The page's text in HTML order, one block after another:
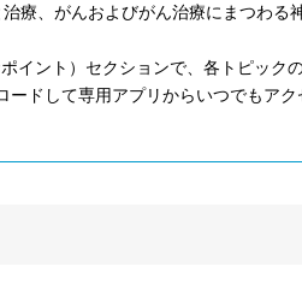
療、がんおよびがん治療にまつわる
イント）セクションで、各トピック
ードして専用アプリからいつでもア